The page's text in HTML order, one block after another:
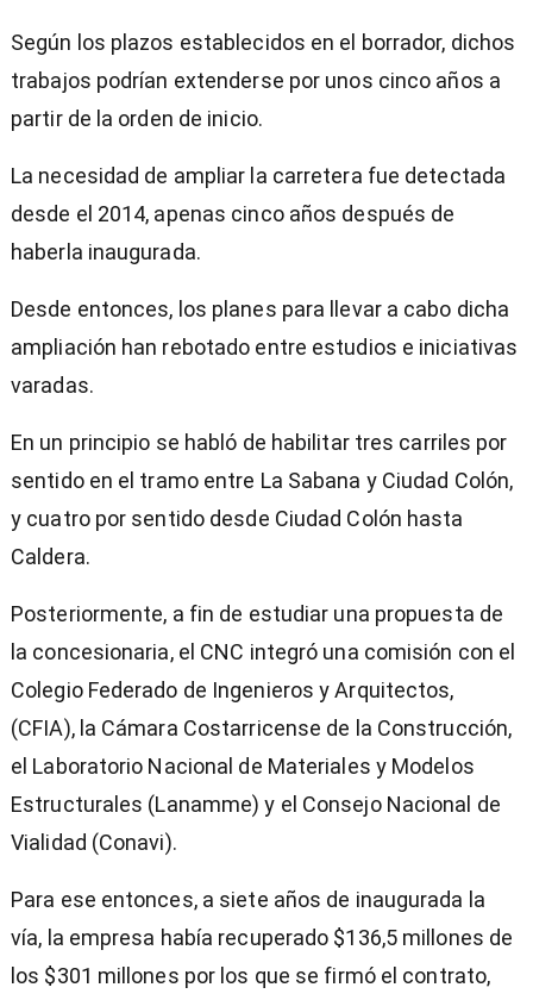
Según los plazos establecidos en el borrador, dichos
trabajos podrían extenderse por unos cinco años a
partir de la orden de inicio.
La necesidad de ampliar la carretera fue detectada
desde el 2014, apenas cinco años después de
haberla inaugurada.
Desde entonces, los planes para llevar a cabo dicha
ampliación han rebotado entre estudios e iniciativas
varadas.
En un principio se habló de habilitar tres carriles por
sentido en el tramo entre La Sabana y Ciudad Colón,
y cuatro por sentido desde Ciudad Colón hasta
Caldera.
Posteriormente, a fin de estudiar una propuesta de
la concesionaria, el CNC integró una comisión con el
Colegio Federado de Ingenieros y Arquitectos,
(CFIA), la Cámara Costarricense de la Construcción,
el Laboratorio Nacional de Materiales y Modelos
Estructurales (Lanamme) y el Consejo Nacional de
Vialidad (Conavi).
Para ese entonces, a siete años de inaugurada la
vía, la empresa había recuperado $136,5 millones de
los $301 millones por los que se firmó el contrato,